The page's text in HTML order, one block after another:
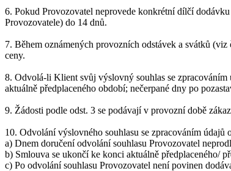
6. Pokud Provozovatel neprovede konkrétní dílčí
Provozovatele) do 14 dnů.
7. Během oznámených provozních odstávek a svátků
ceny.
8. Odvolá-li Klient svůj výslovný souhlas se
aktuálně předplaceného období; nečerpané dny po
9. Žádosti podle odst. 3 se podávají v provozní době
10. Odvolání výslovného souhlasu se zpracováním
a) Dnem doručení odvolání souhlasu Provozovatel
b) Smlouva se ukončí ke konci aktuálně předplaceného/
c) Po odvolání souhlasu Provozovatel není povinen